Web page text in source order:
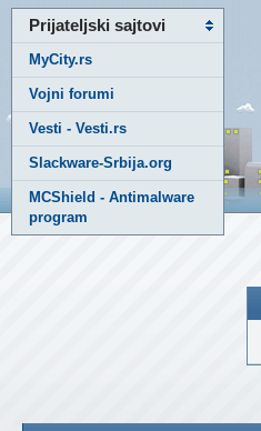
Prijateljski sajtovi
MyCity.rs
Vojni forumi
Vesti - Vesti.rs
Slackware-Srbija.org
MCShield - Antimalware
program